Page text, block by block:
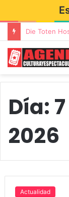
Día:
2026
Actualidad